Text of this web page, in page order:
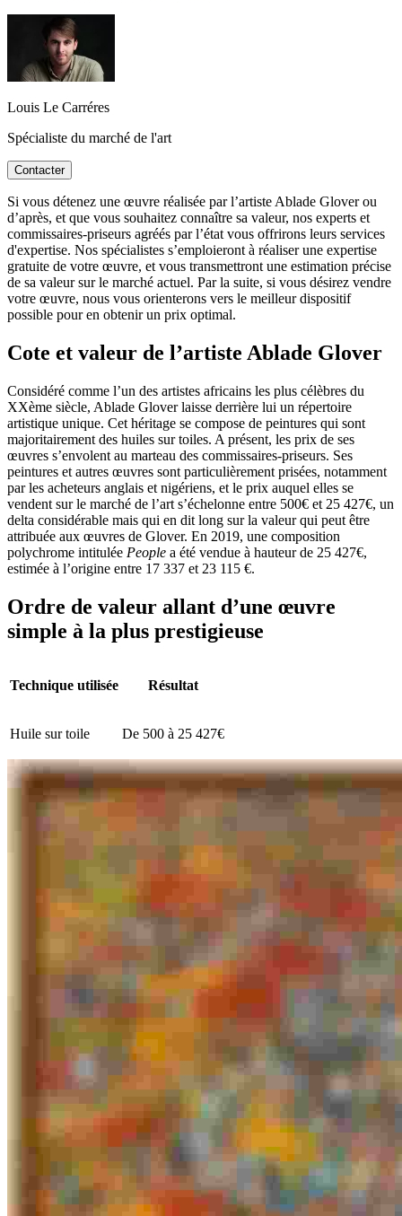
Louis Le Carréres
Spécialiste du marché de l'art
Contacter
Si vous détenez une œuvre réalisée par l’artiste Ablade Glover ou
d’après, et que vous souhaitez connaître sa valeur, nos experts et
commissaires-priseurs agréés par l’état vous offrirons leurs services
d'expertise. Nos spécialistes s’emploieront à réaliser une expertise
gratuite de votre œuvre, et vous transmettront une estimation précise
de sa valeur sur le marché actuel. Par la suite, si vous désirez vendre
votre œuvre, nous vous orienterons vers le meilleur dispositif
possible pour en obtenir un prix optimal.
Cote et valeur de l’artiste Ablade Glover
Considéré comme l’un des artistes africains les plus célèbres du
XXème siècle, Ablade Glover laisse derrière lui un répertoire
artistique unique. Cet héritage se compose de peintures qui sont
majoritairement des huiles sur toiles. A présent, les prix de ses
œuvres s’envolent au marteau des commissaires-priseurs. Ses
peintures et autres œuvres sont particulièrement prisées, notamment
par les acheteurs anglais et nigériens, et le prix auquel elles se
vendent sur le marché de l’art s’échelonne entre 500€ et 25 427€, un
delta considérable mais qui en dit long sur la valeur qui peut être
attribuée aux œuvres de Glover. En 2019, une composition
polychrome intitulée People a été vendue à hauteur de 25 427€,
estimée à l’origine entre 17 337 et 23 115 €.
Ordre de valeur allant d’une œuvre
simple à la plus prestigieuse
Technique utilisée Résultat
Huile sur toile De 500 à 25 427€